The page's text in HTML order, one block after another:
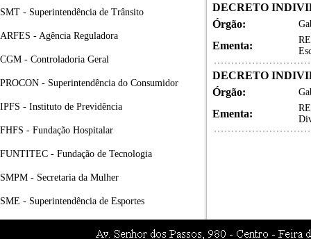
SMT - Superintendência de Trânsito
ARFES - Agência Reguladora
CGM - Controladoria Geral
PROCON - Superintendência do Consumidor
IPFS - Instituto de Previdência
FHFS - Fundação Hospitalar
FUNTITEC - Fundação de Tecnologia
SMPM - Secretaria da Mulher
SME - Superintendência de Esportes
DECRETO
Órgão:
Ementa:
DECRETO
Órgão:
Ementa: